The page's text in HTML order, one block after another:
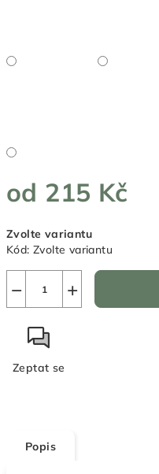
od 215 Kč
cena:
Zvolte variantu
Kód: Zvolte variantu
+
−
Zeptat se
Popis